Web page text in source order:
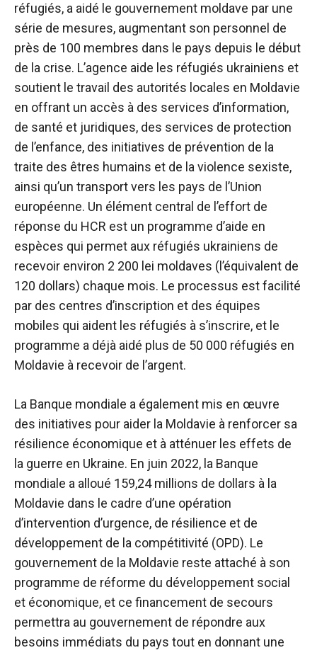
réfugiés, a aidé le gouvernement moldave par une
série de mesures, augmentant son personnel de
près de 100 membres dans le pays depuis le début
de la crise. L’agence aide les réfugiés ukrainiens et
soutient le travail des autorités locales en Moldavie
en offrant un accès à des services d’information,
de santé et juridiques, des services de protection
de l’enfance, des initiatives de prévention de la
traite des êtres humains et de la violence sexiste,
ainsi qu’un transport vers les pays de l’Union
européenne. Un élément central de l’effort de
réponse du HCR est un programme d’aide en
espèces qui permet aux réfugiés ukrainiens de
recevoir environ 2 200 lei moldaves (l’équivalent de
120 dollars) chaque mois. Le processus est facilité
par des centres d’inscription et des équipes
mobiles qui aident les réfugiés à s’inscrire, et le
programme a déjà aidé plus de 50 000 réfugiés en
Moldavie à recevoir de l’argent.
La Banque mondiale a également mis en œuvre
des initiatives pour aider la Moldavie à renforcer sa
résilience économique et à atténuer les effets de
la guerre en Ukraine. En juin 2022, la Banque
mondiale a alloué 159,24 millions de dollars à la
Moldavie dans le cadre d’une opération
d’intervention d’urgence, de résilience et de
développement de la compétitivité (OPD). Le
gouvernement de la Moldavie reste attaché à son
programme de réforme du développement social
et économique, et ce financement de secours
permettra au gouvernement de répondre aux
besoins immédiats du pays tout en donnant une